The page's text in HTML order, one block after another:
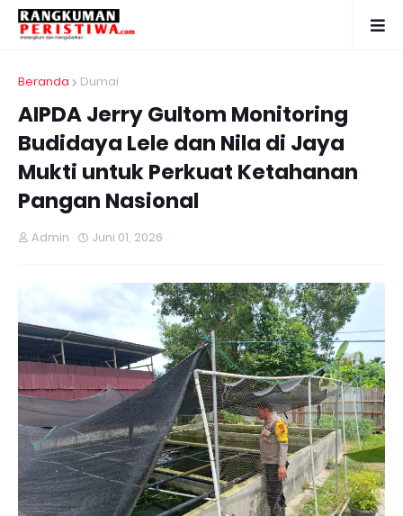
Beranda Dumai
AIPDA Jerry Gultom Monitoring
Budidaya Lele dan Nila di Jaya
Mukti untuk Perkuat Ketahanan
Pangan Nasional
Admin Juni 01, 2026